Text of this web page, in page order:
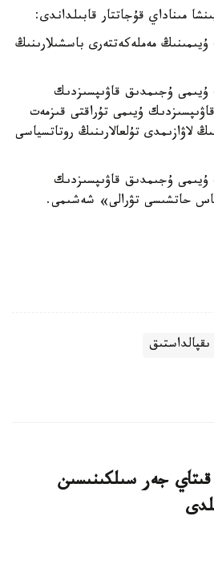
مىناداي قۇجاتتار قابىلداندى:
مەملەكەتتەرى باسشىلارىنىڭ
ۇجىمدىق قاۋىپسىزدىك
ۇيىمى تۇراقتى قىزمەت
لاۋازىمدى تۇلعالارىنىڭ روتاتسياسى
ۇجىمدىق قاۋىپسىزدىك
حاتشىسى تۋرالى» شەشىمى.
ىقپالداستىق
قىتاي جەر سىلكىنىسىن